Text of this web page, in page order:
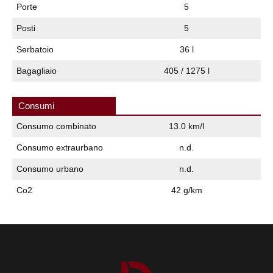
Porte 5
Posti 5
Serbatoio 36 l
Bagagliaio 405 / 1275 l
Consumi
Consumo combinato 13.0 km/l
Consumo extraurbano n.d.
Consumo urbano n.d.
Co2 42 g/km